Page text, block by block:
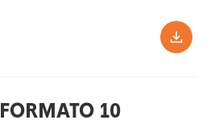
FORMATO 10